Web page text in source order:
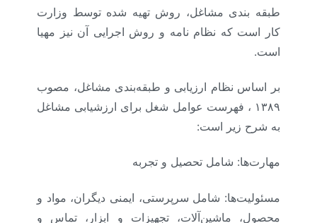
طبقه بندی مشاغل، روش تهیه شده توسط وزارت
کار است که نظام نامه و روش اجرایی آن نیز مهیا
است.
بر اساس نظام ارزیابی و طبقه‌بندی مشاغل، مصوب
۱۳۸۹ ، فهرست عوامل شغل برای ارزشیابی مشاغل
به شرح زیر‌ است:
مهارت‌ها: شامل تحصیل و تجربه
مسئولیت‌ها: شامل سرپرستی، ایمنی دیگران، مواد و
محصول، ماشین‌آلات، تجهیزات و ابزار، تماس و